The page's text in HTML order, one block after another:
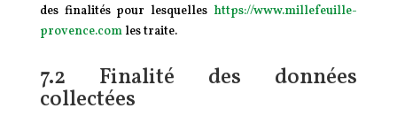
des finalités pour lesquelles https://www.millefeuille-
provence.comles traite.
7.2 Finalité des données
collectées